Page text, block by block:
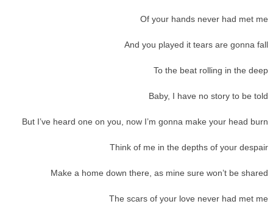
Of your hands never had met me
And you played it tears are gonna fall
To the beat rolling in the deep
Baby, I have no story to be told
But I’ve heard one on you, now I’m gonna make your head burn
Think of me in the depths of your despair
Make a home down there, as mine sure won’t be shared
The scars of your love never had met me